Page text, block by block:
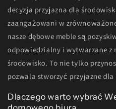
decyzja przyjazna dla
zaangażowani w
nasze dębowe meble są
odpowiedzialny i wytwarzane z
środowisko. To nie tylko
pozwala stworzyć przyjazne
Dlaczego warto wybrać